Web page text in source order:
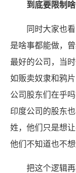
到底要限制啥
同时大家也
是啥事都能做，
最好的公司，当
如贩卖奴隶和鸦
公司股东们在乎
印度公司的股东
姓，他们只是想
他们不知道也不想
把这个逻辑